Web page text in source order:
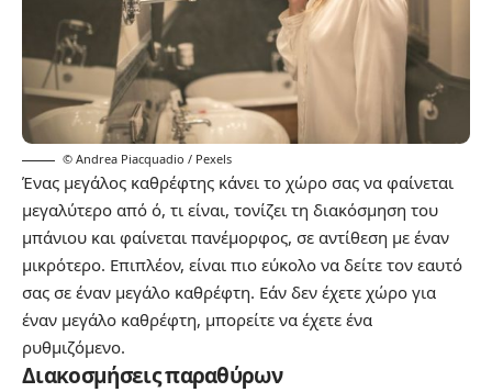
© Andrea Piacquadio / Pexels
Ένας μεγάλος καθρέφτης κάνει το χώρο σας να φαίνεται
μεγαλύτερο από ό, τι είναι, τονίζει τη διακόσμηση του
μπάνιου και φαίνεται πανέμορφος, σε αντίθεση με έναν
μικρότερο. Επιπλέον, είναι πιο εύκολο να δείτε τον εαυτό
σας σε έναν μεγάλο καθρέφτη. Εάν δεν έχετε χώρο για
έναν μεγάλο καθρέφτη, μπορείτε να έχετε ένα
ρυθμιζόμενο.
Διακοσμήσεις παραθύρων